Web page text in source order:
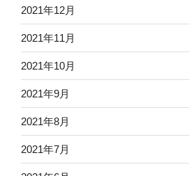
2021年12月
2021年11月
2021年10月
2021年9月
2021年8月
2021年7月